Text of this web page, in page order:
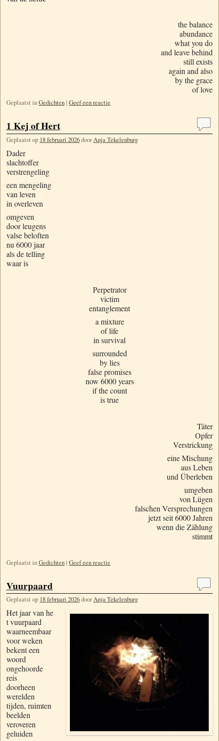
the balance
abundance
what you do
and leave behind
still exists
again and also
by the grace
of love
Geplaatst inGedichten | Geef een reactie
1 Kej of Hert
Geplaatst op 18 februari 2026doorAnja Tekelenburg
Dader
slachtoffer
verstrengeling
een mengeling
van leven
in overleven
omgeven
door leugens
valse beloften
nu 6000 jaar
als de telling
waar is
Perpetrator
victim
entanglement
a mixture
of life
in survival
surrounded
by lies
false promises
now 6000 years
if the count
is true
Täter
Opfer
Verstrickung
eine Mischung
aus Leben
und Überleben
umgeben
von Lügen
falschen Versprechungen
jetzt seit 6000 Jahren
wenn die Zählung
stimmt
Geplaatst inGedichten | Geef een reactie
Vuurpaard
Geplaatst op 18 februari 2026doorAnja Tekelenburg
Het jaar van he
t vuurpaard
waarneembaar
voor weken
bekent een
woord
ongehoorde
reis
doorheen
werelden
tijden, ruimten
beelden
veroveren
geluiden